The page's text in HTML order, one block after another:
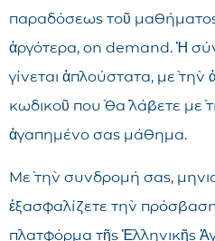
παραδόσεως τοῦ
ἀργότερα, on demand. Ἡ
γίνεται ἁπλούστατα, μὲ
κωδικοῦ ποὺ θὰ λάβετε μὲ
ἀγαπημένο σας μάθημα.
Μὲ τὴν συνδρομή σας,
ἐξασφαλίζετε τὴν
πλατφόρμα τῆς Ἑλληνικῆς